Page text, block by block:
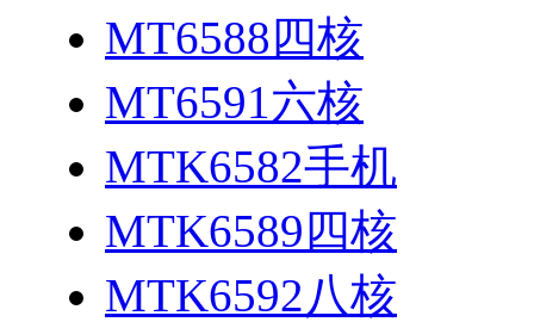
MT6588四核
MT6591六核
MTK6582手机
MTK6589四核
MTK6592八核